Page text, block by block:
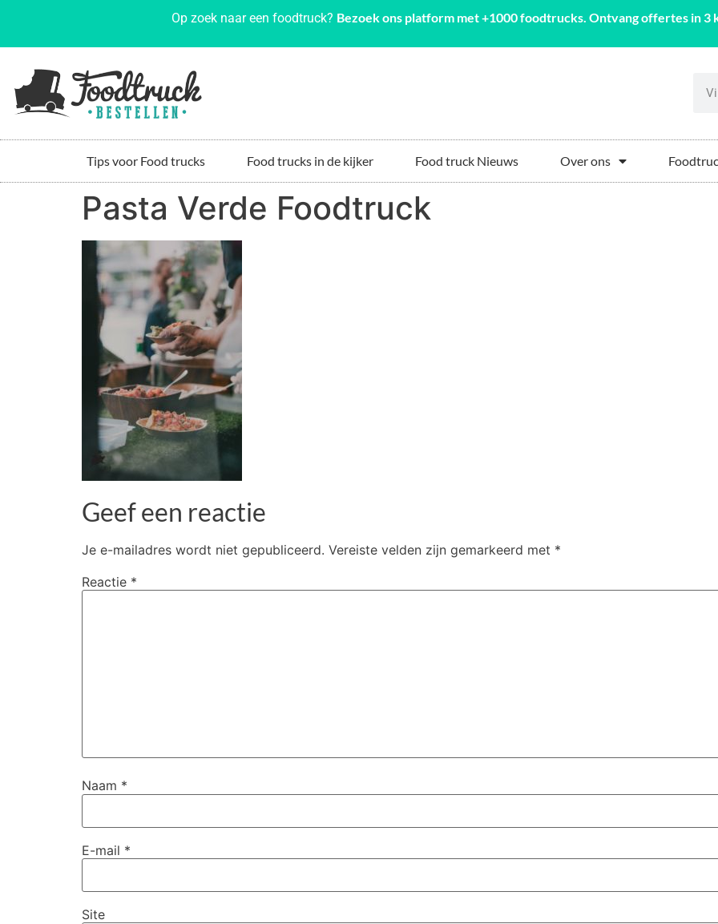
Op zoek naar een foodtruck? Bezoek ons platform met +1000 foodtrucks. Ontvang offertes in 3
Tips voor Food trucks Food trucks in de kijker Food truck Nieuws Over ons
Pasta Verde Foodtruck
Geef een reactie
Je e-mailadres wordt niet gepubliceerd. Vereiste velden zijn gemarkeerd met *
Reactie *
Naam *
E-mail *
Site